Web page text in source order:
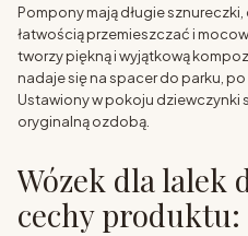
Pompony mają długie
łatwością przemieszczać i
tworzy piękną i wyjątkową
nadaje się na spacer do parku,
Ustawiony w pokoju dziewczynki
oryginalną ozdobą.
Wózek dla lalek
cechy produktu: